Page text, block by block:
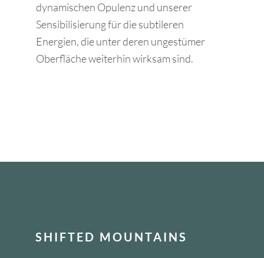
dynamischen Opulenz und unserer
Sensibilisierung für die subtileren
Energien, die unter deren ungestümer
Oberfläche weiterhin wirksam sind.
SHIFTED MOUNTAINS